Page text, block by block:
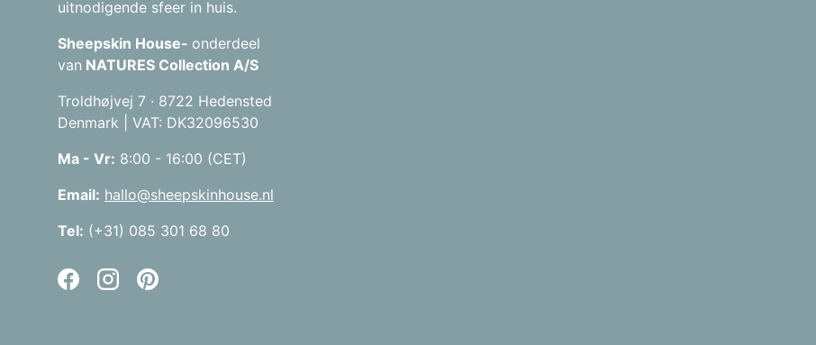
uitnodigende sfeer in huis.
Sheepskin House- onderdeel
van NATURES Collection A/S
Troldhøjvej 7 · 8722 Hedensted
Denmark | VAT: DK32096530
Ma - Vr: 8:00 - 16:00 (CET)
Email: hallo@sheepskinhouse.nl
Tel: (+31) 085 301 68 80
FacebookInstagramPinterest